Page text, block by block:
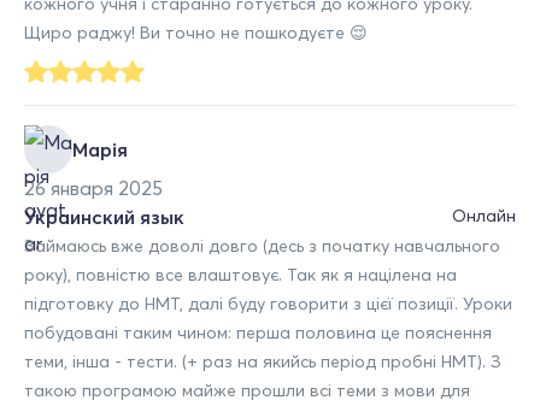
Щиро раджу! Ви точно не пошкодуєте 😌
Марія
26 января 2025
Онлайн
Украинский язык
Займаюсь вже доволі довго (десь з початку навчального
року), повністю все влаштовує. Так як я націлена на
підготовку до НМТ, далі буду говорити з цієї позиції. Уроки
побудовані таким чином: перша половина це пояснення
теми, інша - тести. (+ раз на якийсь період пробні НМТ). З
такою програмою майже прошли всі теми з мови для